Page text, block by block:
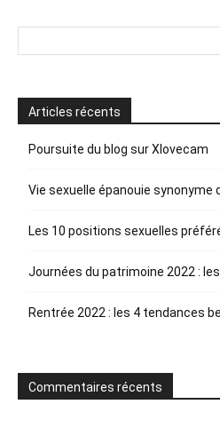
Articles récents
Poursuite du blog sur Xlovecam
Vie sexuelle épanouie synonyme
Les 10 positions sexuelles
Journées du patrimoine 2022 :
Rentrée 2022 : les 4 tendances
Commentaires récents